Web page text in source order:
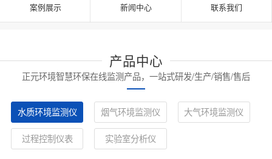
案例展示 新闻中心 联系我们
产品中心
正元环境智慧环保在线监测产品，一站式研发/生产/销售/售后
水质环境监测仪 烟气环境监测仪 大气环境监测仪
过程控制仪表 实验室分析仪